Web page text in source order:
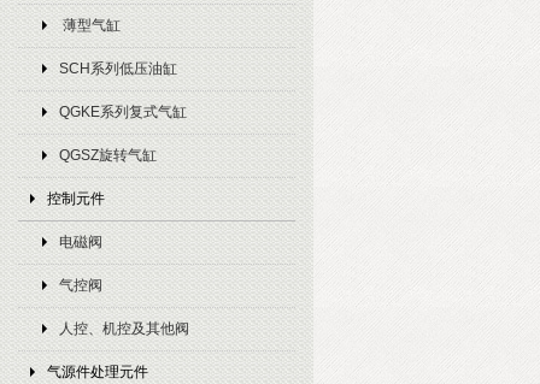
薄型气缸
SCH系列低压油缸
QGKE系列复式气缸
QGSZ旋转气缸
控制元件
电磁阀
气控阀
人控、机控及其他阀
气源件处理元件